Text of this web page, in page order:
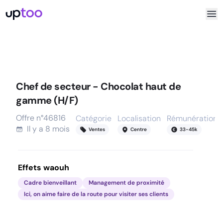
Chef de secteur - Chocolat haut de
gamme (H/F)
Offre n°46816
Il y a 8 mois
Catégorie
Ventes
Localisation
Centre
Rémunération
33-45k
Effets waouh
Cadre bienveillant
Management de proximité
Ici, on aime faire de la route pour visiter ses clients